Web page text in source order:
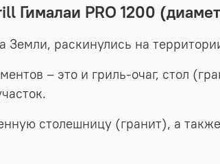
Гималаи PRO 1200
раскинулись на
– это и гриль-очаг, стол
столешницу (гранит), а